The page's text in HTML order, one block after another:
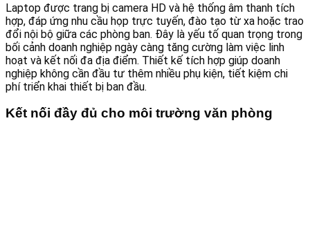
Laptop được trang bị camera HD và hệ thống âm thanh tích
hợp, đáp ứng nhu cầu họp trực tuyến, đào tạo từ xa hoặc trao
đổi nội bộ giữa các phòng ban. Đây là yếu tố quan trọng trong
bối cảnh doanh nghiệp ngày càng tăng cường làm việc linh
hoạt và kết nối đa địa điểm. Thiết kế tích hợp giúp doanh
nghiệp không cần đầu tư thêm nhiều phụ kiện, tiết kiệm chi
phí triển khai thiết bị ban đầu.
Kết nối đầy đủ cho môi trường văn phòng